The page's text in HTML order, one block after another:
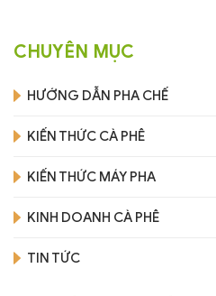
CHUYÊN MỤC
HƯỚNG DẪN PHA CHẾ
KIẾN THỨC CÀ PHÊ
KIẾN THỨC MÁY PHA
KINH DOANH CÀ PHÊ
TIN TỨC